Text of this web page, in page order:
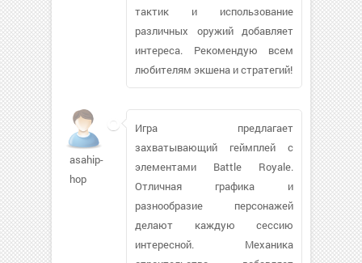
тактик и использование
различных оружий добавляет
интереса. Рекомендую всем
любителям экшена и стратегий!
asahip-
hop
Игра предлагает
захватывающий геймплей с
элементами Battle Royale.
Отличная графика и
разнообразие персонажей
делают каждую сессию
интересной. Механика